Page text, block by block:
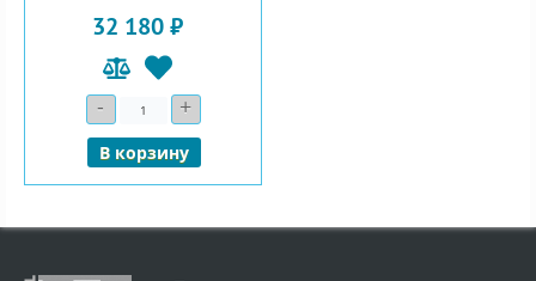
32 180 ₽
- Количество+
В корзину